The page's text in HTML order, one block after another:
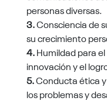
personas diversas.
3.Consciencia de
su crecimiento
4.Humildad para
innovación y el
5.Conducta ética
los problemas y